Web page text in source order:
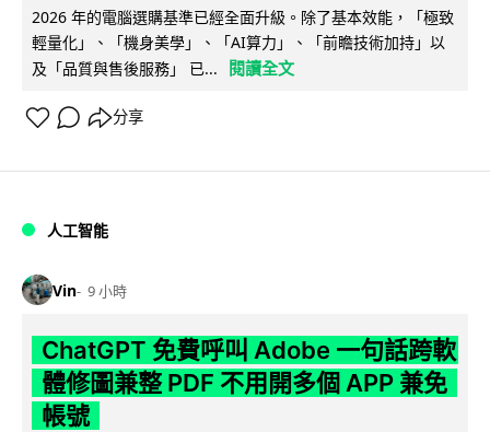
2026 年的電腦選購基準已經全面升級。除了基本效能，「極致
輕量化」、「機身美學」、「AI算力」、「前瞻技術加持」以
及「品質與售後服務」 已...
閱讀全文
分享
人工智能
Vin 9 小時
ChatGPT 免費呼叫 Adobe 一句話跨軟
體修圖兼整 PDF 不用開多個 APP 兼免
帳號